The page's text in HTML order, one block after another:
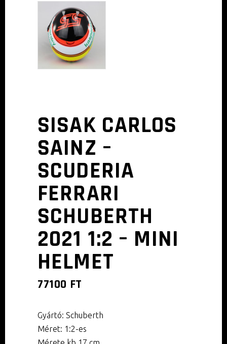
SISAK CARLOS
SAINZ –
SCUDERIA
FERRARI
SCHUBERTH
2021 1:2 – MINI
HELMET
77100 FT
Gyártó: Schuberth
Méret: 1:2-es